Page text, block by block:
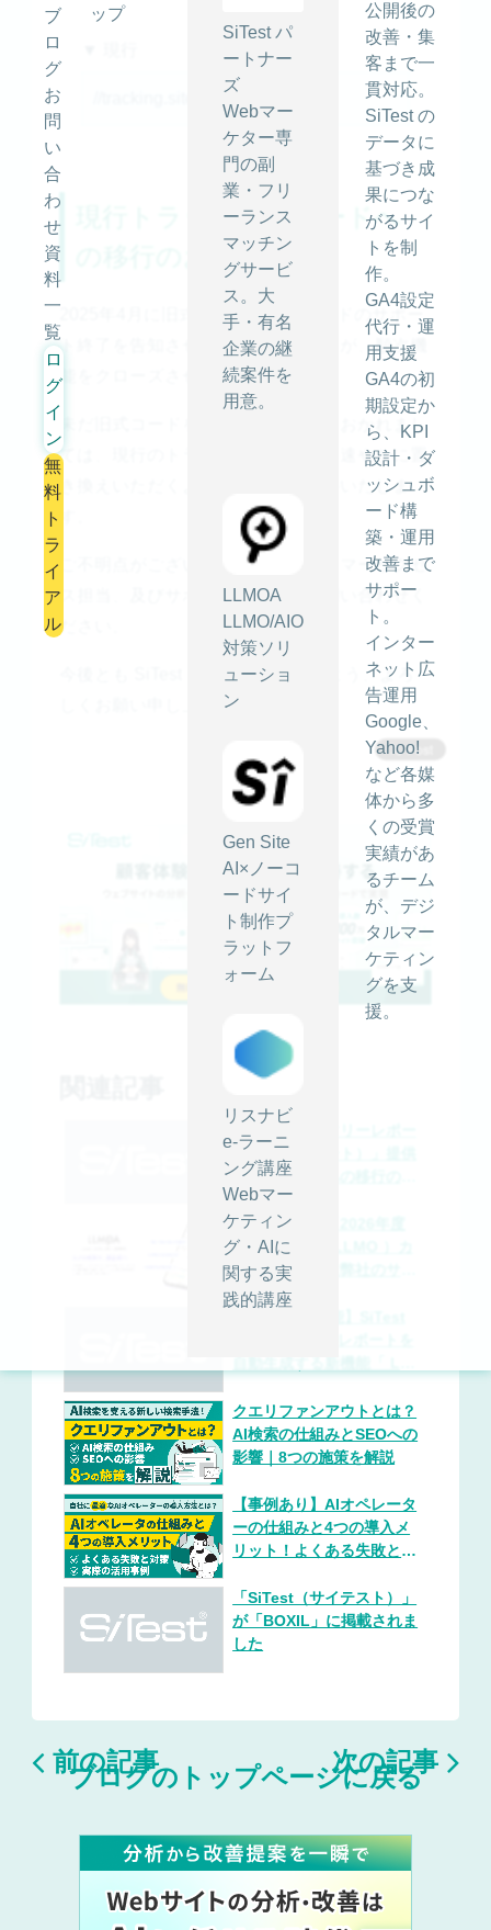
ブ
ロ
グ
お
問
い
合
わ
せ
資
料
一
覧
ロ
グ
イ
ン
無
料
ト
ラ
イ
ア
ル
ップ
SiTest パ
ートナー
ズ
Webマー
ケター専
門の副
業・フリ
ーランス
マッチン
グサービ
ス。大
手・有名
企業の継
続案件を
用意。
LLMOA
LLMO/AIO
対策ソリ
ューショ
ン
Gen Site
AI×ノーコ
ードサイ
ト制作プ
ラットフ
ォーム
リスナビ
e-ラーニ
ング講座
Webマー
ケティン
グ・AIに
関する実
践的講座
公開後の
改善・集
客まで一
貫対応。
SiTest の
データに
基づき成
果につな
がるサイ
トを制
作。
GA4設定
代行・運
用支援
GA4の初
期設定か
ら、KPI
設計・ダ
ッシュボ
ード構
築・運用
改善まで
サポー
ト。
インター
ネット広
告運用
Google、
Yahoo!
など各媒
体から多
くの受賞
実績があ
るチーム
が、デジ
タルマー
ケティン
グを支
援。
//tracking.sitest.jp/tag
現行トラッキングコードへ
の移行のお願い
2025年4月に旧式トラッキングコードのサポー
ト終了を告知させていただきましたが、順次機
能をクローズさせてまいります。
未だ旧式コードをお使いのお客様におかれまし
ては、現行のトラッキングコードに
速やかに置
き換えいただくようよろしくお願いいたしま
ご不明点がございましたら、カスタマーサクセ
ス担当、及びサポート窓口までお問い合わせく
ださい。
今後とも SiTest をご愛顧賜りますよう、よろ
しくお願い申し上げます。
ト（旧AIレポート）」提供
終了と新機能への移行のお
願い
【お知らせ】「2026年度
AI 検索対策（ LLMO ）カ
オスマップ」に弊社のサー
ビスが掲載されました
リリース記念で AI クレジ
ットを増量
クエリファンアウトとは？
AI検索の仕組みとSEOへの
影響｜8つの施策を解説
【事例あり】AIオペレータ
ーの仕組みと4つの導入メ
リット！よくある失敗と対
「SiTest（サイテスト）」
が「BOXIL」に掲載されま
した
前の記事 次の記事
ブログのトップページに戻る